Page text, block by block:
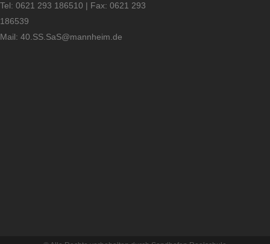
Tel: 0621 293 186510 | Fax: 0621 293
186539
Mail: 40.SS.SaS@mannheim.de